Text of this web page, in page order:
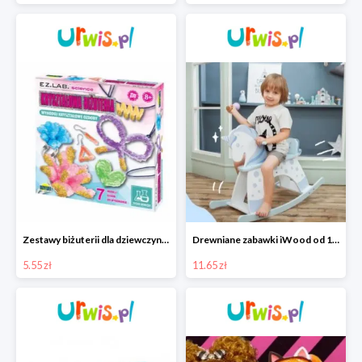
Zestawy biżuterii dla dziewczynek w Urwis.pl od 5.55 zł
5.55 zł
Drewniane zabawki iWood od 11,65 zł
11.65 zł